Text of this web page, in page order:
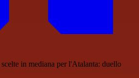
in mediana per l'Atalanta: duello